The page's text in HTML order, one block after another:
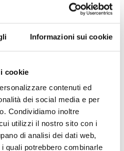
Informazioni sui cookie
cookie
contenuti ed
dei social media e per
Condividiamo inoltre
utilizzi il nostro sito con i
di analisi dei dati web,
quali potrebbero combinarle
la stessa professionalità.
approfondita
quello che facciamo ogni
che abbiamo consolidato